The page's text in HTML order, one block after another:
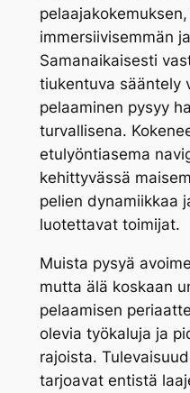
immersiivisemmän
Samanaikaisesti
tiukentuva sääntely
pelaaminen pysyy
turvallisena.
etulyöntiasema
kehittyvässä
pelien dynamiikkaa
luotettavat toimijat.
Muista pysyä
mutta älä koskaan
pelaamisen
olevia työkaluja ja
rajoista.
tarjoavat entistä